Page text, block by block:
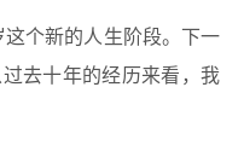
个新的人生阶段。下一
去十年的经历来看，我